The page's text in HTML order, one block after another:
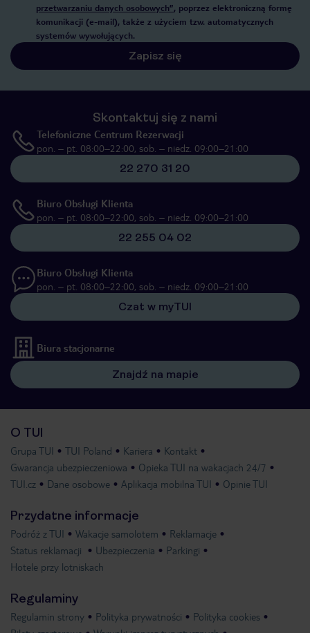
przetwarzaniu danych osobowych”, poprzez elektroniczną formę
komunikacji (e-mail), także z użyciem tzw. automatycznych
systemów wywołujących.
Zapisz się
Skontaktuj się z nami
Telefoniczne Centrum Rezerwacji
pon. – pt. 08:00–22:00, sob. – niedz. 09:00–21:00
22 270 31 20
Biuro Obsługi Klienta
pon. – pt. 08:00–22:00, sob. – niedz. 09:00–21:00
22 255 04 02
Biuro Obsługi Klienta
pon. – pt. 08:00–22:00, sob. – niedz. 09:00–21:00
Czat w myTUI
Biura stacjonarne
Znajdź na mapie
O TUI
Grupa TUI TUI Poland Kariera
Kontakt
Gwarancja ubezpieczeniowa
Opieka TUI na wakacjach 24/7
TUI.cz
Dane osobowe Aplikacja mobilna TUI Opinie TUI
Przydatne informacje
Podróż z TUI Wakacje samolotem
Reklamacje
Status reklamacji
Ubezpieczenia
Parkingi
Hotele przy lotniskach
Regulaminy
Regulamin strony Polityka prywatności
Polityka cookies